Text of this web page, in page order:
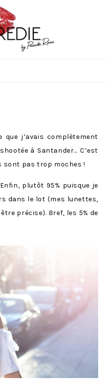
que j’avais complètement
à Santander… C’est
sont pas trop moches !
Enfin, plutôt 95% puisque je
dans le lot (mes lunettes,
précise). Bref, les 5% de